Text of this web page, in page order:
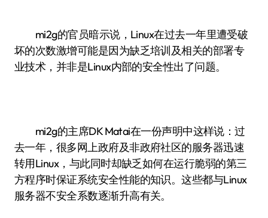
mi2g的官员暗示说，Linux在过去一年里遭受破
坏的次数激增可能是因为缺乏培训及相关的部署专
业技术，并非是Linux内部的安全性出了问题。
mi2g的主席DK Matai在一份声明中这样说：过
去一年，很多网上政府及非政府社区的服务器迅速
转用Linux，与此同时却缺乏如何在运行脆弱的第三
方程序时保证系统安全性能的知识。这些都与Linux
服务器不安全系数逐渐升高有关。